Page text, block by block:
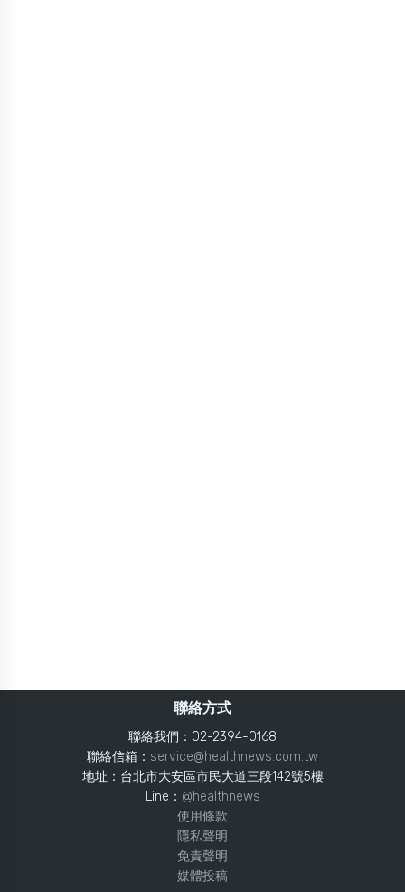
聯絡方式
聯絡我們：02-2394-0168
聯絡信箱： service@healthnews.com.tw
地址：台北市大安區市民大道三段142號5樓
Line： @healthnews
使用條款
隱私聲明
免責聲明
媒體投稿